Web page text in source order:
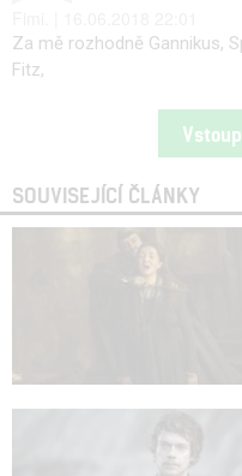
Za mě rozhodně Gannikus,
Fitz,
SOUVISEJÍCÍ ČLÁNKY